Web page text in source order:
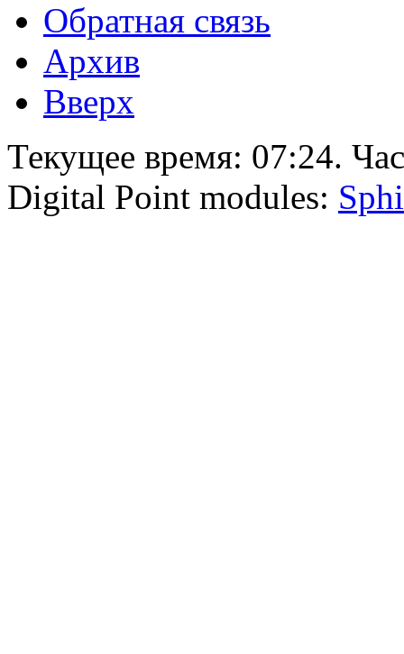
Обратная связь
Архив
Вверх
Текущее время: 07:24.
Digital Point modules: